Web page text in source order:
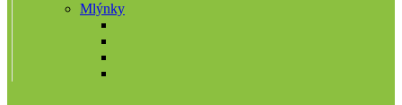
Mlýnky